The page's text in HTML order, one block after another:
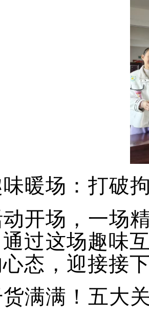
暖场：打破
开场，一场
通过这场趣味
态，迎接接
满满！五大